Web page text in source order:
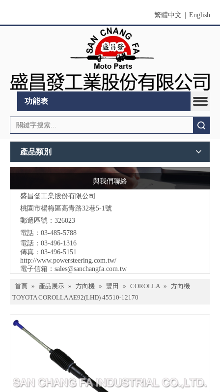
繁體中文 English
功能表
產品類別
與我們聯絡
盛昌發工業股份有限公司
桃園市楊梅區高青路32巷5-1號
郵遞區號：326023
電話：03-485-5788
電話：03-496-1316
傳真：03-496-5151
http://www.powersteering.com.tw/
電子信箱： sales@sanchangfa.com.tw
首頁 » 產品展示 » 方向機 » 豐田 » COROLLA » 方向機
TOYOTA COROLLA AE92(LHD) 45510-12170